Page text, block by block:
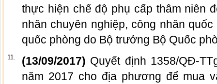
thực hiện chế độ phụ cấp thâm niên
nhân chuyên nghiệp, công nhân
quốc phòng do Bộ trưởng Bộ Quốc
11. (13/09/2017) Quyết định 1358/QĐ-
năm 2017 cho địa phương để mua